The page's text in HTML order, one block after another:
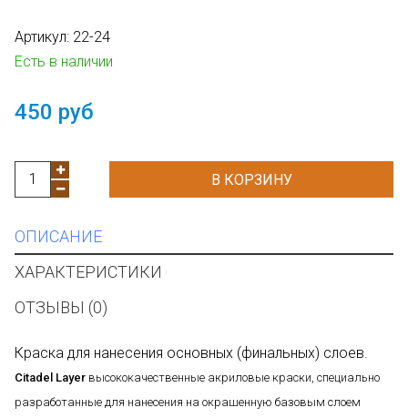
Артикул: 22-24
Есть в наличии
450 руб
В КОРЗИНУ
ОПИСАНИЕ
ХАРАКТЕРИСТИКИ
ОТЗЫВЫ (0)
Краска для нанесения основных (финальных) слоев.
Citadel Layer высококачественные акриловые краски, специально
разработанные для нанесения на окрашенную базовым слоем